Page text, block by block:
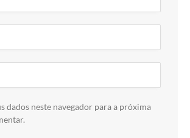
dados neste navegador para a próxima